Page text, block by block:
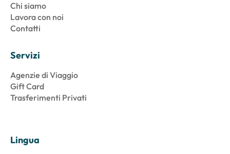
Chi siamo
Lavora con noi
Contatti
Servizi
Agenzie di Viaggio
Gift Card
Trasferimenti Privati
Lingua